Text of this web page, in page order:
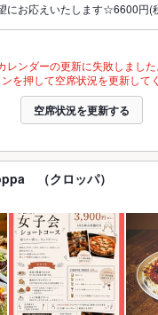
にお応えいたします☆6600円(
レンダーの更新に失敗しました
を押して空席状況を更新して
空席状況を更新する
（クロッパ）